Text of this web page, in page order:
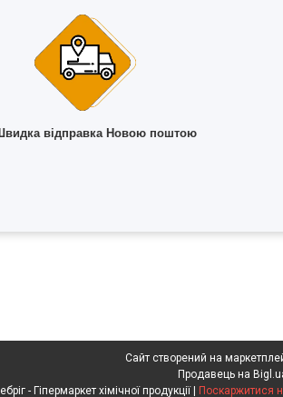
відправка Новою поштою
Сайт створений на
Продавець на
Поскаржитися